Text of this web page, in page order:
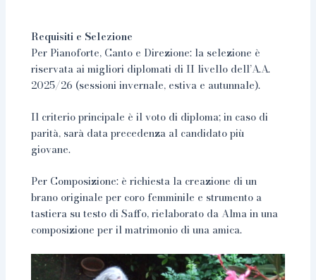
Requisiti e Selezione
Per Pianoforte, Canto e Direzione: la selezione è
riservata ai migliori diplomati di II livello dell’A.A.
2025/26 (sessioni invernale, estiva e autunnale).
Il criterio principale è il voto di diploma; in caso di
parità, sarà data precedenza al candidato più
giovane.
Per Composizione: è richiesta la creazione di un
brano originale per coro femminile e strumento a
tastiera su testo di Saffo, rielaborato da Alma in una
composizione per il matrimonio di una amica.